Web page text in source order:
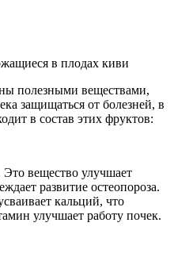
в плодах киви
полезными веществами,
защищаться от болезней, в
в состав этих фруктов:
вещество улучшает
развитие остеопороза.
кальций, что
улучшает работу почек.